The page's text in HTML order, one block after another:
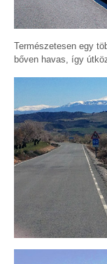
Természetesen egy
bőven havas, így